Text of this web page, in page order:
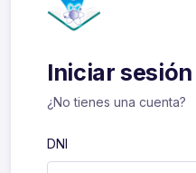
Iniciar sesión
¿No tienes una cuenta?
DNI